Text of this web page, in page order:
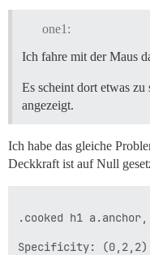
one1:
Ich fahre mit der Maus
Es scheint dort etwas
angezeigt.
Ich habe das gleiche
Deckkraft ist auf Null
.cooked h1
Specificity: (0,2,2)